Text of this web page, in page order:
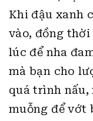
Khi đậu xanh
vào, đồng
lúc để nha
mà bạn cho
quá trình nấu,
muỗng để vớt